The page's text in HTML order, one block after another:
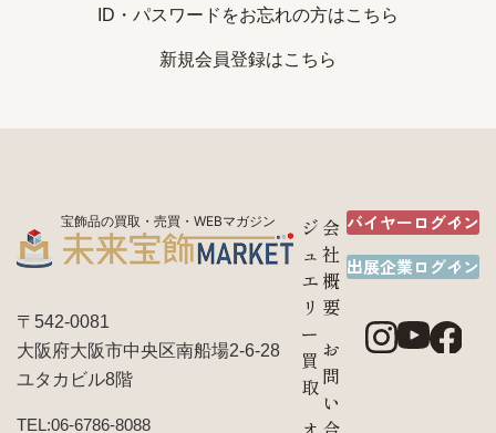
ID・パスワードをお忘れの方はこちら
新規会員登録はこちら
宝飾品の買取・売買・WEBマガジン
〒542-0081
大阪府大阪市中央区南船場2-6-28
ユタカビル8階
TEL:06-6786-8088
ジ
ュ
エ
リ
ー
買
取
会
社
概
要
お
問
い
バイヤーログイン
出展企業ログイン